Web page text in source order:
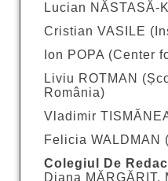
Lucian NĂSTASĂ-
Cristian VASILE
Ion POPA (Center
Liviu ROTMAN
România)
Vladimir
Felicia WALDMAN
Colegiul De
Diana